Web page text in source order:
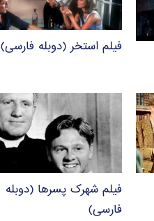
فیلم استخر (دوبله فارسی)
فیلم شهرک پسرها (دوبله
فارسی)